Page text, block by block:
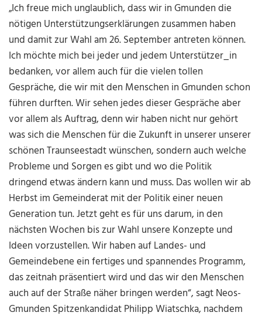
„Ich freue mich unglaublich, dass wir in Gmunden die
nötigen Unterstützungserklärungen zusammen haben
und damit zur Wahl am 26. September antreten können.
Ich möchte mich bei jeder und jedem Unterstützer_in
bedanken, vor allem auch für die vielen tollen
Gespräche, die wir mit den Menschen in Gmunden schon
führen durften. Wir sehen jedes dieser Gespräche aber
vor allem als Auftrag, denn wir haben nicht nur gehört
was sich die Menschen für die Zukunft in unserer unserer
schönen Traunseestadt wünschen, sondern auch welche
Probleme und Sorgen es gibt und wo die Politik
dringend etwas ändern kann und muss. Das wollen wir ab
Herbst im Gemeinderat mit der Politik einer neuen
Generation tun. Jetzt geht es für uns darum, in den
nächsten Wochen bis zur Wahl unsere Konzepte und
Ideen vorzustellen. Wir haben auf Landes- und
Gemeindebene ein fertiges und spannendes Programm,
das zeitnah präsentiert wird und das wir den Menschen
auch auf der Straße näher bringen werden“, sagt Neos-
Gmunden Spitzenkandidat Philipp Wiatschka, nachdem